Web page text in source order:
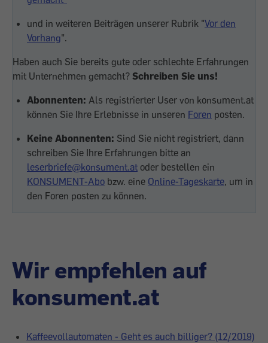
und in weiteren Beiträgen unserer Rubrik "Vor den
Vorhang".
Haben auch Sie bereits gute oder schlechte Erfahrungen
mit Unternehmen gemacht? Schreiben Sie uns!
Abonnenten: Als registrierter User von konsument.at
können Sie Ihre Erlebnisse in unseren Foren posten.
Keine Abonnenten: Sind Sie nicht registriert, dann
schreiben Sie Ihre Erfahrungen bitte an
leserbriefe@konsument.at oder bestellen ein
KONSUMENT-Abo bzw. eine Online-Tageskarte, um in
den Foren posten zu können.
Wir empfehlen auf
konsument.at
Kaffeevollautomaten - Geht es auch billiger? (12/2019)